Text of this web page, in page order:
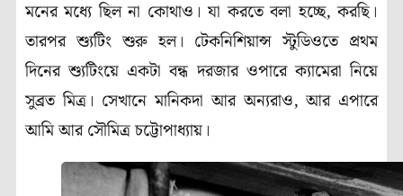
মনের মধ্যে ছিল না কোথাও। যা করতে বলা হচ্ছে,করছি।
তারপর শ্যুটিং শুরু হল। টেকনিশিয়ান্স স্টুডিওতে প্রথম
দিনের শ্যুটিংয়ে একটা বন্ধ দরজার ওপারে ক্যামেরা নিয়ে
সুব্রত মিত্র। সেখানে মানিকদা আর অন্যরাও,আর এপারে
আমি আর সৌমিত্র চট্টোপাধ্যায়।